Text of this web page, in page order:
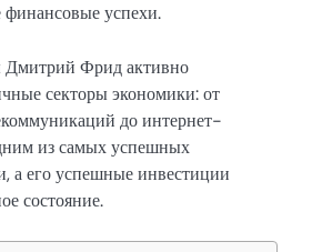
финансовые успехи.
Фрид активно
секторы экономики: от
до интернет-
из самых успешных
а его успешные инвестиции
состояние.